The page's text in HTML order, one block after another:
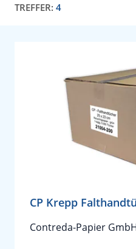
TREFFER: 4
CP Krepp
Contreda-Papier